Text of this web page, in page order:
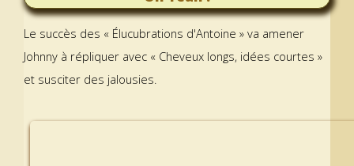
Le succès des « Élucubrations d'Antoine » va amener
Johnny à répliquer avec « Cheveux longs, idées courtes »
et susciter des jalousies.